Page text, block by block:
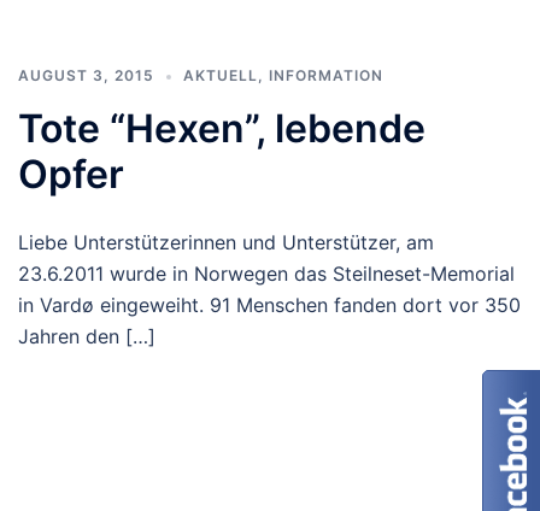
AUGUST 3, 2015 AKTUELL, INFORMATION
Tote “Hexen”, lebende
Opfer
Liebe Unterstützerinnen und Unterstützer, am
23.6.2011 wurde in Norwegen das Steilneset-Memorial
in Vardø eingeweiht. 91 Menschen fanden dort vor 350
Jahren den […]